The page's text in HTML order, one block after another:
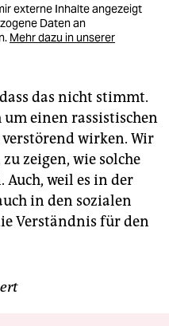
externe Inhalte angezeigt
Daten an
Mehr dazu in unserer
das nicht stimmt.
um einen rassistischen
wirken. Wir
zeigen, wie solche
Auch, weil es in der
in den sozialen
Verständnis für den